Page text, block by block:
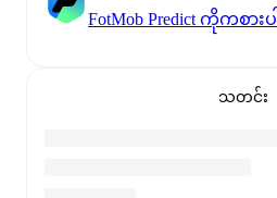
FotMob Predict ကိုကစားပါ
သတင်း